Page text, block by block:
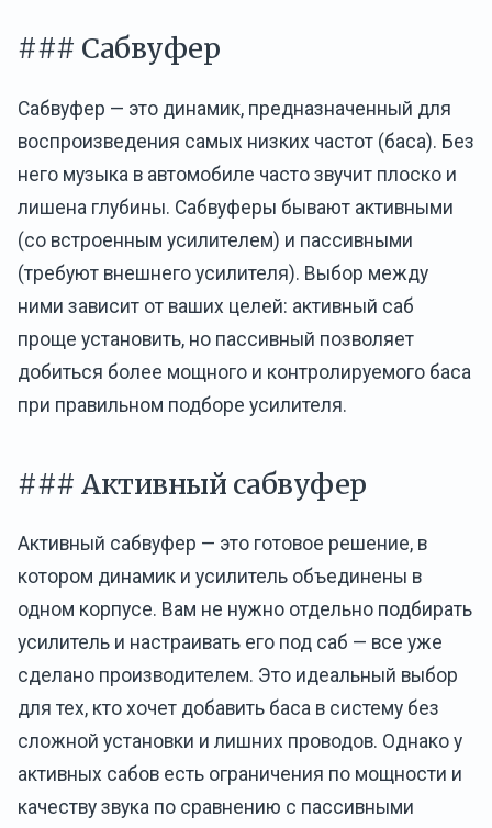
### Сабвуфер
Сабвуфер — это динамик, предназначенный для
воспроизведения самых низких частот (баса). Без
него музыка в автомобиле часто звучит плоско и
лишена глубины. Сабвуферы бывают активными
(со встроенным усилителем) и пассивными
(требуют внешнего усилителя). Выбор между
ними зависит от ваших целей: активный саб
проще установить, но пассивный позволяет
добиться более мощного и контролируемого баса
при правильном подборе усилителя.
### Активный сабвуфер
Активный сабвуфер — это готовое решение, в
котором динамик и усилитель объединены в
одном корпусе. Вам не нужно отдельно подбирать
усилитель и настраивать его под саб — все уже
сделано производителем. Это идеальный выбор
для тех, кто хочет добавить баса в систему без
сложной установки и лишних проводов. Однако у
активных сабов есть ограничения по мощности и
качеству звука по сравнению с пассивными